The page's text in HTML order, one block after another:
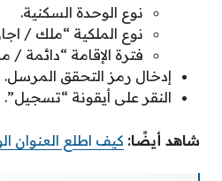
نوع الوحدة السكنية.
نوع الملكية “ملك /
فترة الإقامة “دائمة /
إدخال رمز التحقق المرسل.
النقر على أيقونة “تسجيل”.
شاهد أيضًا: كيف اطلع العنوان